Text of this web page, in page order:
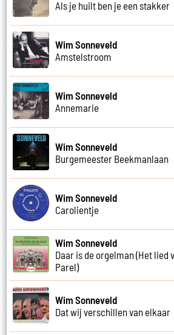
Als je huilt ben je een stakker
Wim Sonneveld
Amstelstroom
Wim Sonneveld
Annemarie
Wim Sonneveld
Burgemeester Beekmanlaan
Wim Sonneveld
Carolientje
Wim Sonneveld
Daar is de orgelman (Het lied
Parel)
Wim Sonneveld
Dat wij verschillen van elkaar